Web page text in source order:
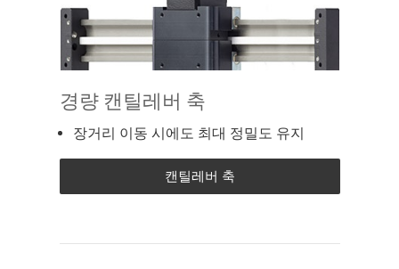
경량 캔틸레버 축
장거리 이동 시에도 최대 정밀도 유지
캔틸레버 축